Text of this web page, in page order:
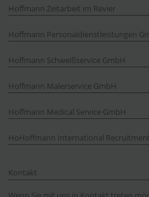
Hoffmann Zeitarbeit im Revier
Hoffmann Personaldienstleistungen
Hoffmann Schweißservice GmbH
Hoffmann Malerservice GmbH
Hoffmann Medical Service GmbH
HoHoffmann International
Kontakt